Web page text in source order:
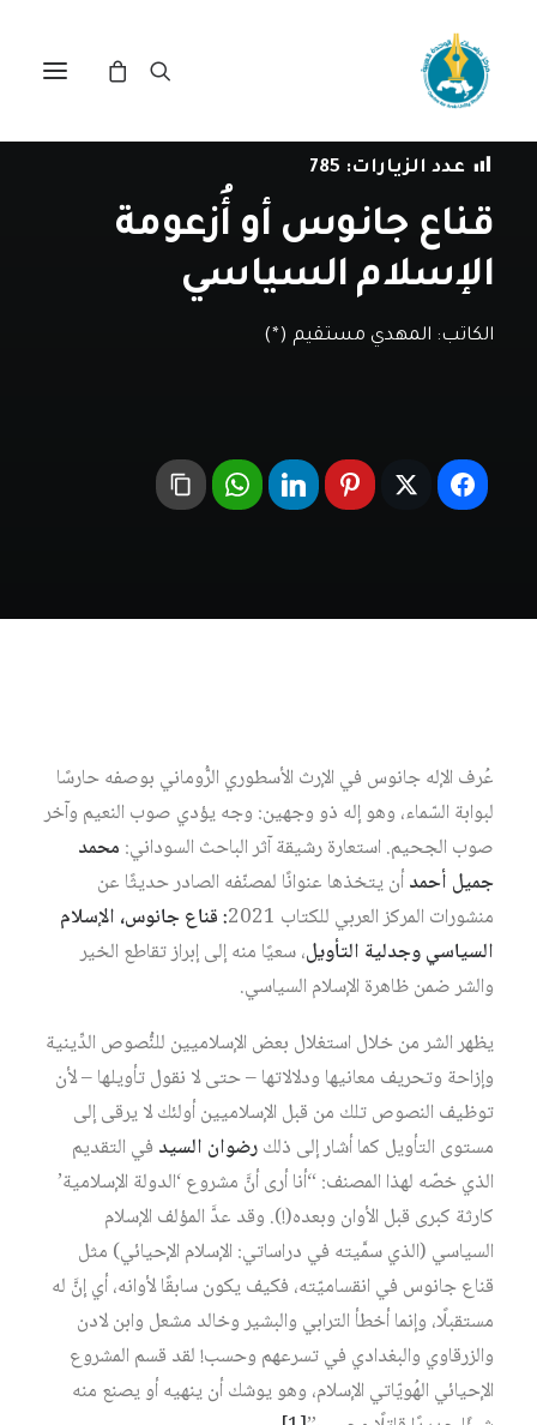
فيدراسات
عدد الزيارات: 785
قناع جانوس أو أُزعومة
الإسلام السياسي
الكاتب: المهدي مستقيم (*)
عُرف الإله جانوس في الإرث الأسطوري الرُّوماني بوصفه حارسًا
لبوابة السّماء، وهو إله ذو وجهين: وجه يؤدي صوب النعيم وآخر
صوب الجحيم. استعارة رشيقة آثر الباحث السوداني: محمد
جميل أحمدأن يتخذها عنوانًا لمصنّفه الصادر حديثًا عن
منشورات المركز العربي للكتاب 2021
: قناع جانوس، الإسلام
السياسي وجدلية التأويل، سعيًا منه إلى إبراز تقاطع الخير
والشر ضمن ظاهرة الإسلام السياسي.
يظهر الشر من خلال استغلال بعض الإسلاميين للنُّصوص الدِّينية
وإزاحة وتحريف معانيها ودلالاتها – حتى لا نقول تأويلها – لأن
توظيف النصوص تلك من قبل الإسلاميين أولئك لا يرقى إلى
مستوى التأويل كما أشار إلى ذلكرضوان السيد في التقديم
الذي خصّه لهذا المصنف: “أنا أرى أنَّ مشروع ‘الدولة الإسلامية’
كارثة كبرى قبل الأوان وبعده(!). وقد عدَّ المؤلف الإسلام
السياسي (الذي سمَّيته في دراساتي: الإسلام الإحيائي) مثل
قناع جانوس في انقساميّته، فكيف يكون سابقًا لأوانه، أي إنَّ له
مستقبلًا، وإنما أخطأ الترابي والبشير وخالد مشعل وابن لادن
والزرقاوي والبغدادي في تسرعهم وحسب! لقد قسم المشروع
الإحيائي الهُويّاتي الإسلام، وهو يوشك أن ينهيه أو يصنع منه